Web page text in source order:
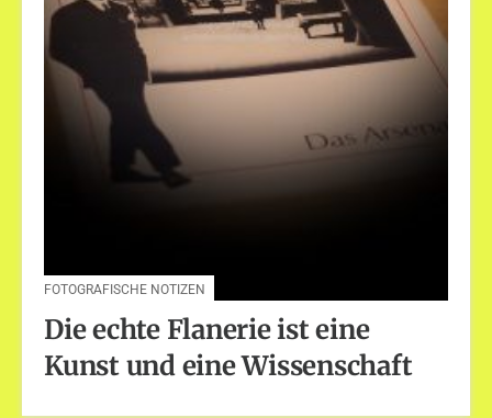
FOTOGRAFISCHE NOTIZEN
Die echte Flanerie ist eine
Kunst und eine Wissenschaft